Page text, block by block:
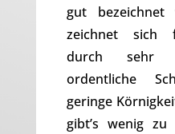
gut bezeichnet
zeichnet sich
durch sehr
ordentliche
geringe
gibt’s wenig zu